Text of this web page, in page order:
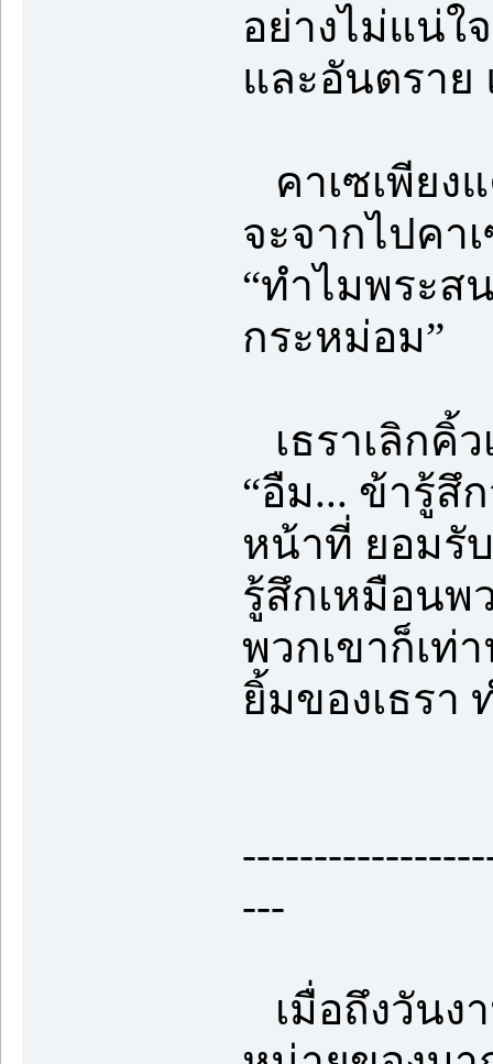
อย่างไม่แน่ใ
และอันตราย
คาเซเพียง
จะจากไปค
“ทำไมพระส
กระหม่อม”
เธราเลิกคิ้
“อืม... ข้ารู้สึ
หน้าที่ ยอมรั
รู้สึกเหมือนพ
พวกเขาก็เท่
ยิ้มของเธรา
---
เมื่อถึงวันง